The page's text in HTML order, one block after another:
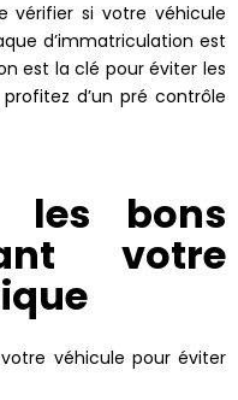
vérifier si votre véhicule
d’immatriculation est
est la clé pour éviter les
d’un pré contrôle
les bons
votre
véhicule pour éviter